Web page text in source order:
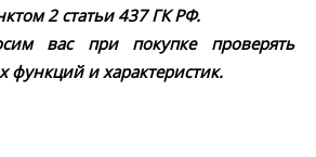
2 статьи 437 ГК РФ.
вас при покупке проверять
функций и характеристик.